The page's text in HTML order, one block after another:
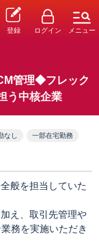
登録 ログイン メニュー
管理◆フレック
う中核企業
なし 一部在宅勤務
般を担当していた
え、取引先管理や
務を実施いただき